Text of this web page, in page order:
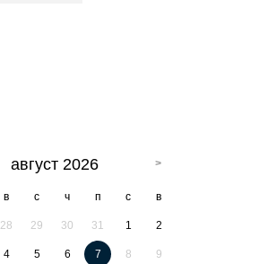
август 2026
в с ч п с в
28 29 30 31 1 2
4 5 6 7 8 9